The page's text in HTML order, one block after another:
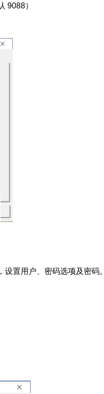
9088）
置用户、密码选项及密码。